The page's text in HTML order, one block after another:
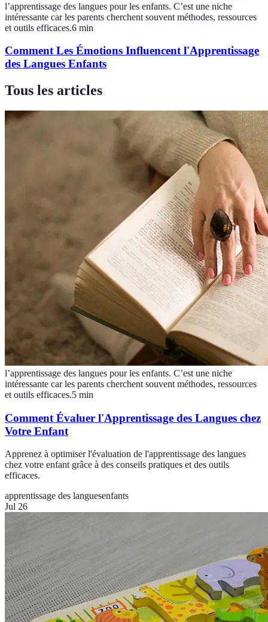
l’apprentissage des langues pour les enfants. C’est une niche
intéressante car les parents cherchent souvent méthodes, ressources
et outils efficaces.6 min
Comment Les Émotions Influencent l'Apprentissage
des Langues Enfants
Tous les articles
l’apprentissage des langues pour les enfants. C’est une niche
intéressante car les parents cherchent souvent méthodes, ressources
et outils efficaces.5 min
Comment Évaluer l'Apprentissage des Langues chez
Votre Enfant
Apprenez à optimiser l'évaluation de l'apprentissage des langues
chez votre enfant grâce à des conseils pratiques et des outils
efficaces.
apprentissage des languesenfants
Jul 26